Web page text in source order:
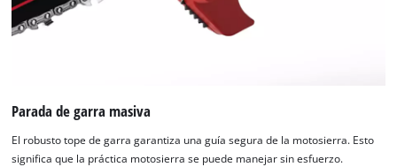
Parada de garra masiva
El robusto tope de garra garantiza una guía segura de la motosierra. Esto
significa que la práctica motosierra se puede manejar sin esfuerzo.